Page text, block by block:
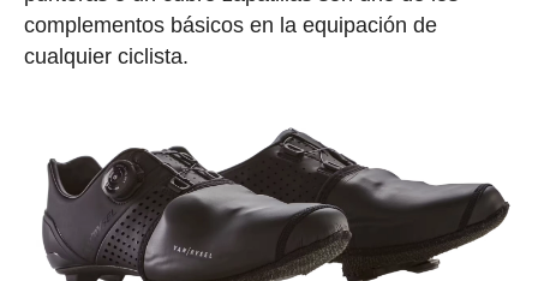
complementos básicos en la equipación de
cualquier ciclista.